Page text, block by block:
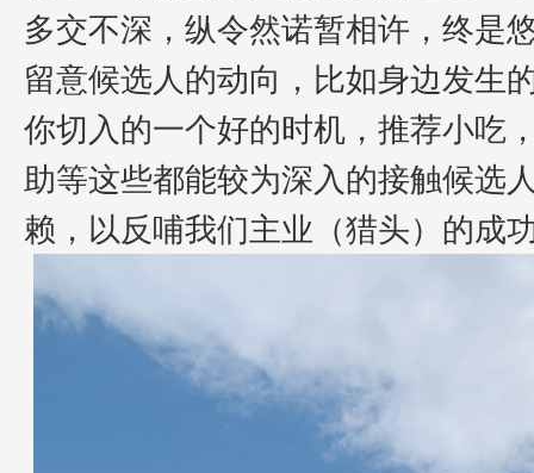
多交不深，纵令然诺暂相许，终是
留意候选人的动向，比如身边发生
你切入的一个好的时机，推荐小吃
助等这些都能较为深入的接触候选
赖 ， 以反哺我们主业（猎头）的成